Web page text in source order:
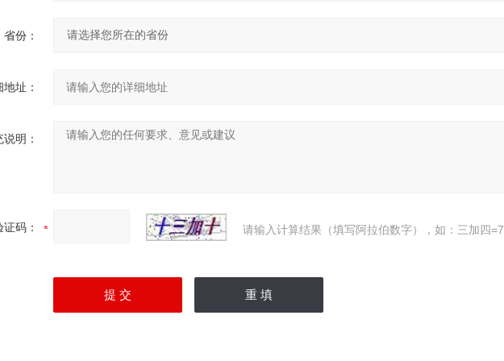
省份：
址：
明：
证码： 请输入计算结果（填写阿拉伯数字），如：三加四=7